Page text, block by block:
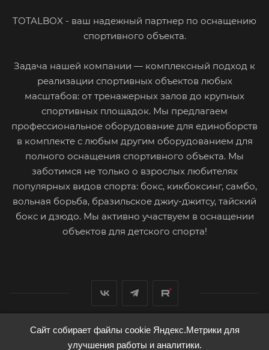
TOTALBOX - ваш надежный партнер по оснащению
спортивного объекта.
Задача нашей компании — комплексный подход к
реализации спортивных объектов любых
масштабов: от тренажерных залов до крупных
спортивных площадок. Мы предлагаем
профессиональное оборудование для единоборств
в комплекте с любым другим оборудованием для
полного оснащения спортивного объекта. Мы
заботимся не только о взрослых любителях
популярных видов спорта: бокс, кикбоксинг, самбо,
вольная борьба, бразильское джиу-джитсу, тайский
бокс и дзюдо. Мы активно участвуем в оснащении
объектов для детского спорта!
Сайт собирает файлы cookie Яндекс.Метрики для
улучшения работы и аналитики.